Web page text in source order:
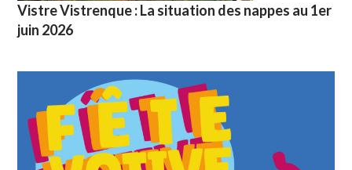
Vistre Vistrenque : La situation des nappes au 1er
juin 2026